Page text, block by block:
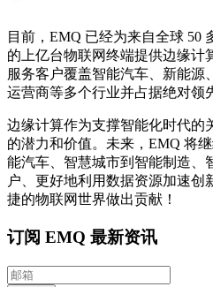
目前，EMQ 已经为来自全球 50
的上亿台物联网终端提供边缘计
服务客户覆盖智能汽车、新能源
运营商等多个行业并占据绝对领
边缘计算作为支撑智能化时代的
的潜力和价值。未来，EMQ 将
能汽车、智慧城市到智能制造、
户、更好地利用数据资源加速创
捷的物联网世界做出贡献！
订阅 EMQ 最新资讯